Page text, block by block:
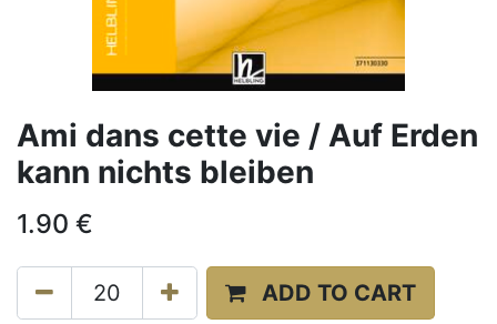
Ami dans cette vie / Auf Erden
kann nichts bleiben
1.90 €
ADD TO CART